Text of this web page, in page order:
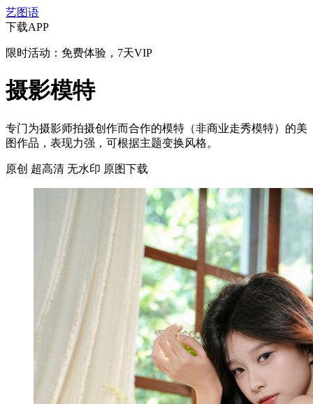
艺图语
下载APP
限时活动：免费体验，7天VIP
摄影模特
专门为摄影师拍摄创作而合作的模特（非商业走秀模特）的美
图作品，表现力强，可根据主题变换风格。
原创 超高清 无水印 原图下载